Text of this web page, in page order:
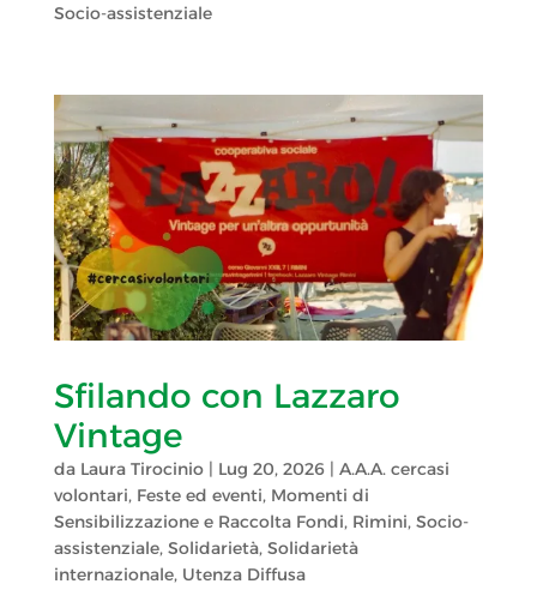
Socio-assistenziale
Sfilando con Lazzaro
Vintage
da Laura Tirocinio| Lug 20, 2026| A.A.A. cercasi
volontari, Feste ed eventi, Momenti di
Sensibilizzazione e Raccolta Fondi, Rimini, Socio-
assistenziale, Solidarietà, Solidarietà
internazionale, Utenza Diffusa